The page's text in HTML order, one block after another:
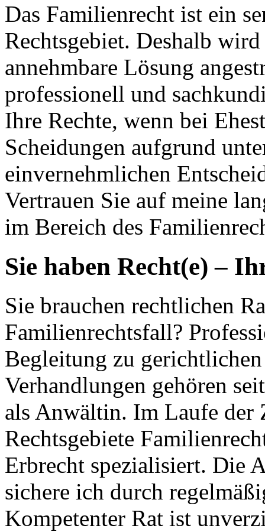
Das Familienrecht ist ein
Rechtsgebiet. Deshalb
annehmbare Lösung
professionell und
Ihre Rechte, wenn bei
Scheidungen aufgrund
einvernehmlichen
Vertrauen Sie auf meine
im Bereich des
Sie haben Recht(e) –
Sie brauchen rechtlichen
Familienrechtsfall?
Begleitung zu
Verhandlungen gehören
als Anwältin. Im Laufe der
Rechtsgebiete
Erbrecht spezialisiert. Die
sichere ich durch
Kompetenter Rat ist